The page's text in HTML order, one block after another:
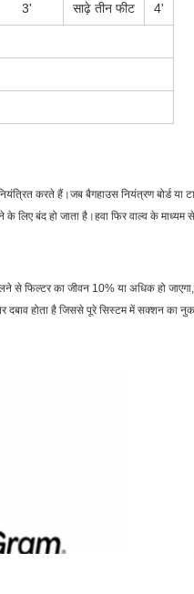
3' साढ़े तीन फीट 4'
करते हैं।जब बैगहाउस नियंत्रण बोर्ड
बंद हो जाता है।हवा फिर वाल्व के
से फिल्टर का जीवन 10% या अधिक हो
दबाव होता है जिससे पूरे सिस्टम में सक्शन